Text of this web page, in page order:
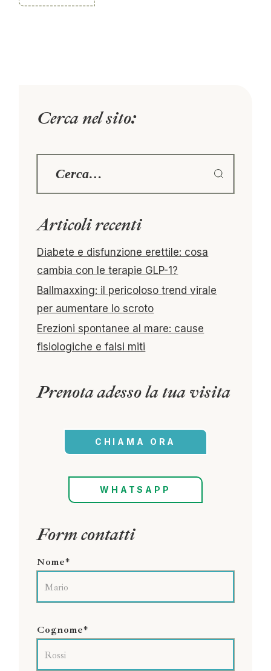
Cerca nel sito:
Articoli recenti
Diabete e disfunzione erettile: cosa
cambia con le terapie GLP-1?
Ballmaxxing: il pericoloso trend virale
per aumentare lo scroto
Erezioni spontanee al mare: cause
fisiologiche e falsi miti
Prenota adesso la tua visita
CHIAMA ORA
WHATSAPP
Form contatti
Nome*
Cognome*